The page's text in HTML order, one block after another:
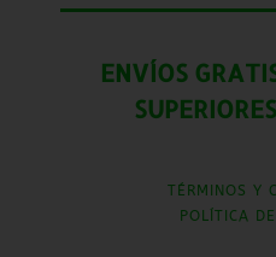
ENVÍOS
TÉRMINOS Y
POLÍTICA